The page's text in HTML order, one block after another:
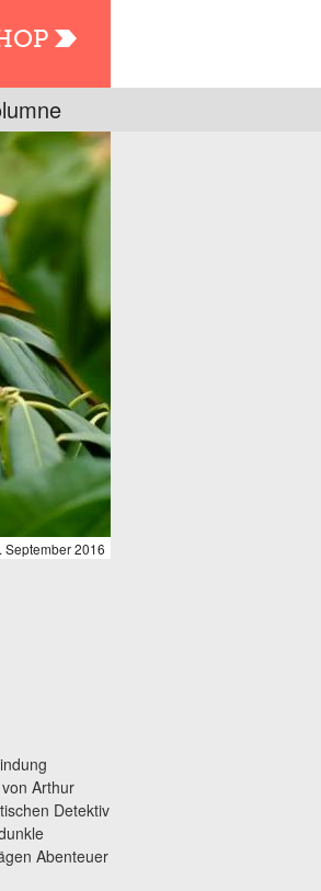
September 2016
Arthur
Detektiv
Abenteuer